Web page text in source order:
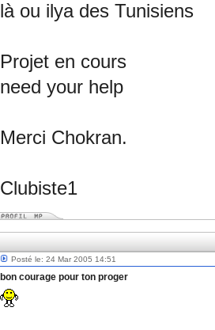
là ou ilya des Tunisiens
Projet en cours
need your help
Merci Chokran.
Clubiste1
Posté le: 24 Mar 2005 14:51
bon courage pour ton proger